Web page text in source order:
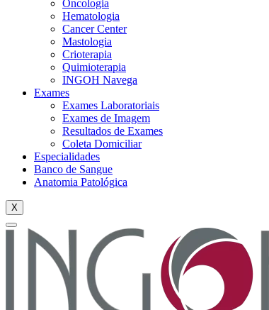
Oncologia
Hematologia
Cancer Center
Mastologia
Crioterapia
Quimioterapia
INGOH Navega
Exames
Exames Laboratoriais
Exames de Imagem
Resultados de Exames
Coleta Domiciliar
Especialidades
Banco de Sangue
Anatomia Patológica
X